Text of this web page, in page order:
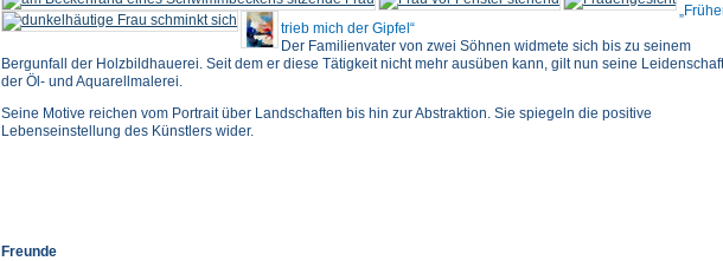
trieb mich der Gipfel
Der Familienvater von zwei Söhnen widmete sich bis zu seinem
Bergunfall der Holzbildhauerei. Seit dem er diese Tätigkeit nicht mehr ausüben kann, gilt nun seine
der Öl- und Aquarellmalerei.
Seine Motive reichen vom Portrait über Landschaften bis hin zur Abstraktion. Sie spiegeln die positive
Lebenseinstellung des Künstlers wider.
Freunde